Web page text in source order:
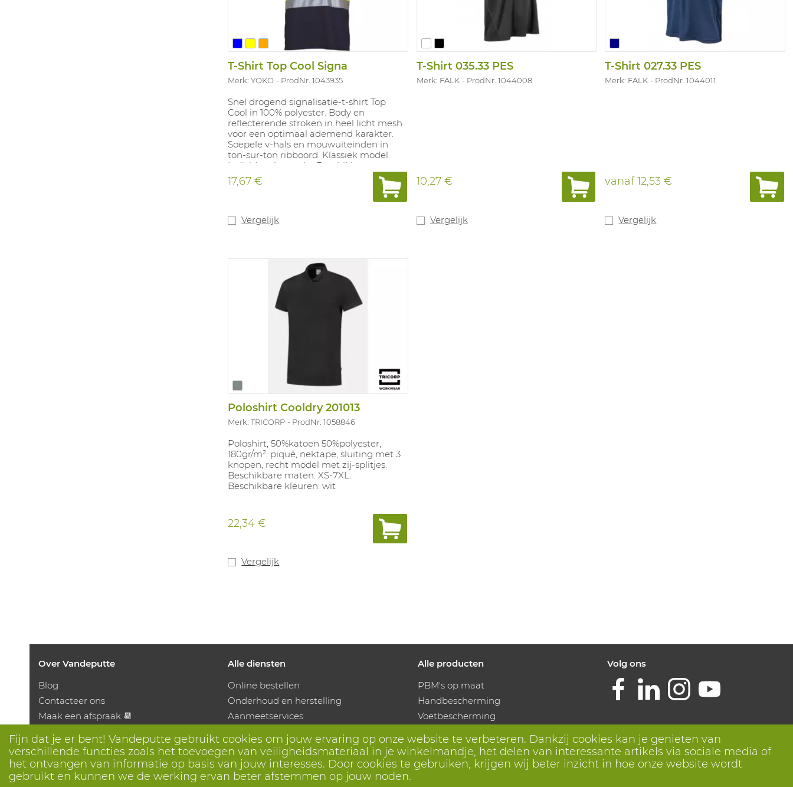
T-Shirt Top Cool Signa
Merk: YOKO ProdNr. 1043935
Snel drogend signalisatie-t-shirt Top
Cool in 100% polyester. Body en
reflecterende stroken in heel licht mesh
voor een optimaal ademend karakter.
Soepele v-hals en mouwuiteinden in
ton-sur-ton ribboord. Klassiek model.
Individueel verpakt. Beschikbare maten:
S-3XL. Beschikbare kleuren: Fluo
geel/marine en fluo oranje/marine.
Conform aan de norm EN ISO20471:2013
17,67 €
Vergelijk
T-Shirt 035.33 PES
Merk: FALK ProdNr. 1044008
10,27 €
Vergelijk
T-Shirt 027.33 PES
Merk: FALK ProdNr. 1044011
vanaf12,53 €
Vergelijk
Poloshirt Cooldry 201013
Merk: TRICORP ProdNr. 1058846
Poloshirt, 50%katoen 50%polyester,
180gr/m², piqué, nektape, sluiting met 3
knopen, recht model met zij-splitjes.
Beschikbare maten: XS-7XL.
Beschikbare kleuren: wit
22,34 €
Vergelijk
Fijn dat je er bent! Vandeputte gebruikt cookies om jouw ervaring op onze website te verbeteren. Dankzij cookies kan je genieten van
verschillende functies zoals het toevoegen van veiligheidsmateriaal in je winkelmandje, het delen van interessante artikels via sociale media of
het ontvangen van informatie op basis van jouw interesses. Door cookies te gebruiken, krijgen wij beter inzicht in hoe onze website wordt
gebruikt en kunnen we de werking ervan beter afstemmen op jouw noden.
Over Vandeputte
Blog
Contacteer ons
Maak een afspraak 📆
Ondernemen
Werken bij Vandeputte
Retourformulier
Alle diensten
Online bestellen
Onderhoud en herstelling
Aanmeetservices
Distributieautomaten
Advies nodig? Wij helpen je verder
Alle producten
PBM's op maat
Handbescherming
Voetbescherming
Volg ons